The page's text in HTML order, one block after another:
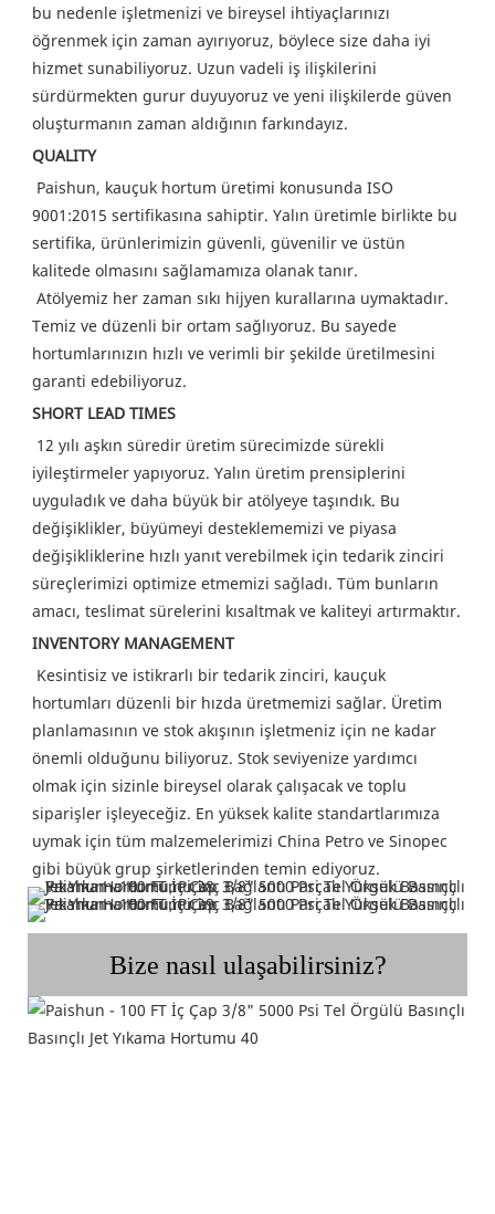
bu nedenle işletmenizi ve bireysel ihtiyaçlarınızı
öğrenmek için zaman ayırıyoruz, böylece size daha iyi
hizmet sunabiliyoruz. Uzun vadeli iş ilişkilerini
sürdürmekten gurur duyuyoruz ve yeni ilişkilerde güven
oluşturmanın zaman aldığının farkındayız.
QUALITY
Paishun, kauçuk hortum üretimi konusunda ISO
9001:2015 sertifikasına sahiptir. Yalın üretimle birlikte bu
sertifika, ürünlerimizin güvenli, güvenilir ve üstün
kalitede olmasını sağlamamıza olanak tanır.
Temiz ve düzenli bir ortam sağlıyoruz. Bu sayede
hortumlarınızın hızlı ve verimli bir şekilde üretilmesini
garanti edebiliyoruz.
SHORT LEAD TIMES
12 yılı aşkın süredir üretim sürecimizde sürekli
iyileştirmeler yapıyoruz. Yalın üretim prensiplerini
uyguladık ve daha büyük bir atölyeye taşındık. Bu
değişiklikler, büyümeyi desteklememizi ve piyasa
değişikliklerine hızlı yanıt verebilmek için tedarik zinciri
süreçlerimizi optimize etmemizi sağladı. Tüm bunların
amacı, teslimat sürelerini kısaltmak ve kaliteyi artırmaktır.
INVENTORY MANAGEMENT
Kesintisiz ve istikrarlı bir tedarik zinciri, kauçuk
hortumları düzenli bir hızda üretmemizi sağlar. Üretim
planlamasının ve stok akışının işletmeniz için ne kadar
önemli olduğunu biliyoruz. Stok seviyenize yardımcı
olmak için sizinle bireysel olarak çalışacak ve toplu
siparişler işleyeceğiz. En yüksek kalite standartlarımıza
uymak için tüm malzemelerimizi China Petro ve Sinopec
gibi büyük grup şirketlerinden temin ediyoruz.
Bize nasıl ulaşabilirsiniz?